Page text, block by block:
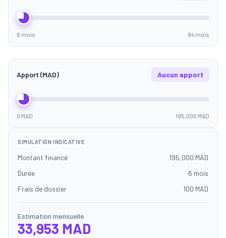
6 mois 84 mois
Apport (MAD) Aucun apport
0 MAD 195,000 MAD
SIMULATION INDICATIVE
Montant financé
195,000 MAD
Durée
6 mois
Frais de dossier
100 MAD
Estimation mensuelle
33,953 MAD